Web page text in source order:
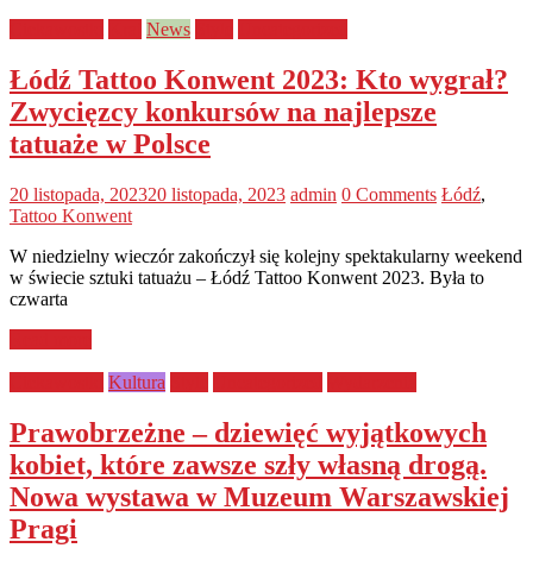
News
Łódź Tattoo Konwent 2023: Kto wygrał?
Zwycięzcy konkursów na najlepsze
tatuaże w Polsce
20 listopada, 202320 listopada, 2023 admin 0 Comments Łódź,
Tattoo Konwent
W niedzielny wieczór zakończył się kolejny spektakularny weekend
w świecie sztuki tatuażu – Łódź Tattoo Konwent 2023. Była to
czwarta
Kultura
Prawobrzeżne – dziewięć wyjątkowych
kobiet, które zawsze szły własną drogą.
Nowa wystawa w Muzeum Warszawskiej
Pragi